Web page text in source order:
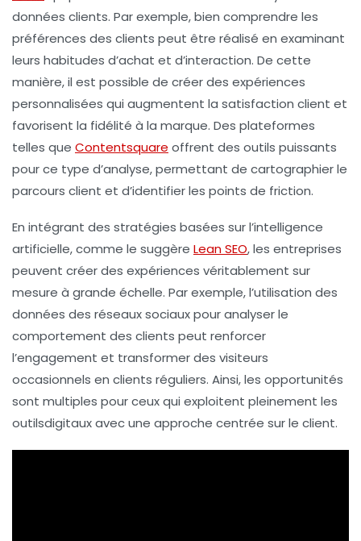
données clients. Par exemple, bien comprendre les
préférences des clients peut être réalisé en examinant
leurs habitudes d’achat et d’interaction. De cette
manière, il est possible de créer des expériences
personnalisées qui augmentent la satisfaction client et
favorisent la fidélité à la marque. Des plateformes
telles que Contentsquare offrent des outils puissants
pour ce type d’analyse, permettant de cartographier le
parcours client et d’identifier les points de friction.
En intégrant des stratégies basées sur l’intelligence
artificielle, comme le suggère Lean SEO, les entreprises
peuvent créer des expériences véritablement sur
mesure à grande échelle. Par exemple, l’utilisation des
données des réseaux sociaux pour analyser le
comportement des clients peut renforcer
l’engagement et transformer des visiteurs
occasionnels en clients réguliers. Ainsi, les opportunités
sont multiples pour ceux qui exploitent pleinement les
outilsdigitauxavec une approche centrée sur le client.